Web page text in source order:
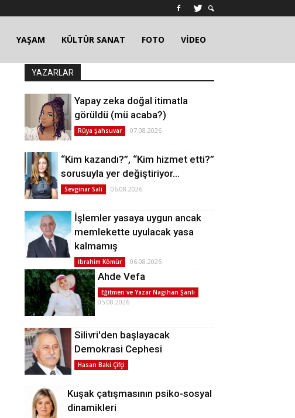
YAŞAM KÜLTÜR SANAT FOTO VİDEO
YAZARLAR
Yapay zeka doğal itimatla
görüldü (mü acaba?)
Rüya Şahsuvar 07.08.2026
“Kim kazandı?”, “Kim hizmet etti?”
sorusuyla yer değiştiriyor…
Sevginar Sali 06.08.2026
İşlemler yasaya uygun ancak
memlekette uyulacak yasa
kalmamış
İbrahim Kömür 06.08.2026
Ahde Vefa
Eğitmen ve Yazar Nagihan Şanlı
05.08.2026
Silivri'den başlayacak
Demokrasi Cephesi
Hasan Baki Çifçi
Kuşak çatışmasının psiko-sosyal
dinamikleri